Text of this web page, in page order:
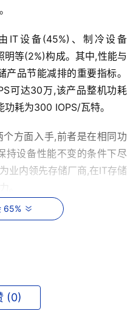
IT设备(45%)、制冷设备
等(2%)构成。其中,性能与
品节能减排的重要指标。
可达30万,该产品整机功耗
耗为300 IOPS/瓦特。
方面入手,前者是在相同功
持设备性能不变的条件下尽
业内领先存储厂商,在IT存储
。
团队紧跟业界最新的芯片、
件栈,创新实现了面向众核
优化加速技术,打通SSD与
绊,实现高性能的盘控协同,
设备、不增加能耗的基础上,
65%
(0)